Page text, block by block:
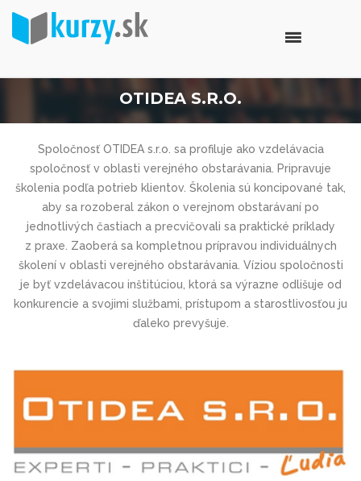
OTIDEA S.R.O.
Spoločnosť OTIDEA s.r.o. sa profiluje ako vzdelávacia
spoločnosť v oblasti verejného obstarávania. Pripravuje
školenia podľa potrieb klientov. Školenia sú koncipované tak,
aby sa rozoberal zákon o verejnom obstarávaní po
jednotlivých častiach a precvičovali sa praktické príklady
z praxe. Zaoberá sa kompletnou prípravou individuálnych
školení v oblasti verejného obstarávania. Víziou spoločnosti
je byť vzdelávacou inštitúciou, ktorá sa výrazne odlišuje od
konkurencie a svojimi službami, prístupom a starostlivosťou ju
ďaleko prevyšuje.